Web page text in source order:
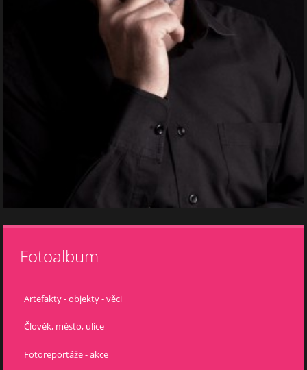
Fotoalbum
Artefakty - objekty - věci
Člověk, město, ulice
Fotoreportáže - akce